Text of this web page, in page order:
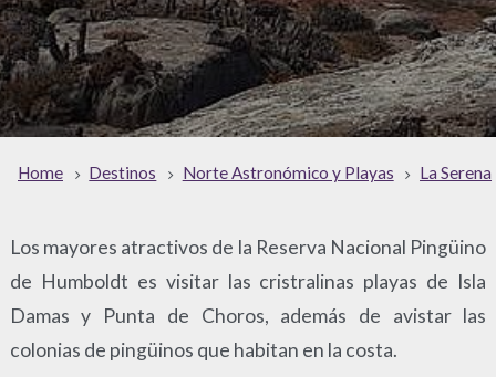
Home Destinos Norte Astronómico y Playas La Serena
Los mayores atractivos de la Reserva Nacional Pingüino
de Humboldt es visitar las cristralinas playas de Isla
Damas y Punta de Choros, además de avistar las
colonias de pingüinos que habitan en la costa.